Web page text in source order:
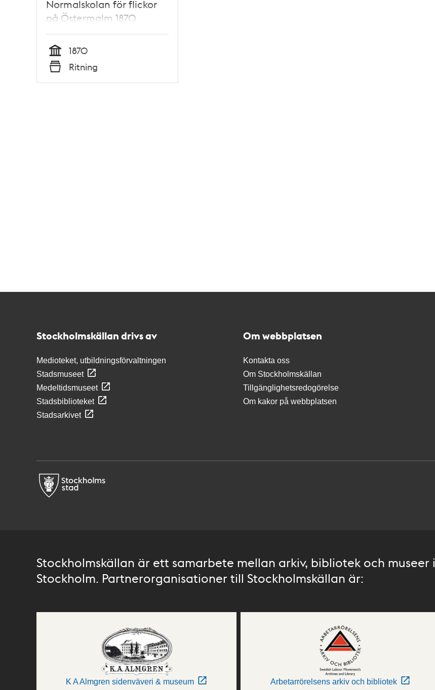
Normalskolan för flickor
på Östermalm 1870
Tid
1870
Typ
Ritning
Stockholmskällan drivs av
Medioteket, utbildningsförvaltningen
Stadsmuseet
Medeltidsmuseet
Stadsbiblioteket
Stadsarkivet
Om webbplatsen
Kontakta oss
Om Stockholmskällan
Tillgänglighetsredogörelse
Om kakor på webbplatsen
Stockholmskällan är ett samarbete mellan arkiv, bibliotek och museer i
Stockholm. Partnerorganisationer till Stockholmskällan är:
K A Almgren sidenväveri & museum Arbetarrörelsens arkiv och bibliotek